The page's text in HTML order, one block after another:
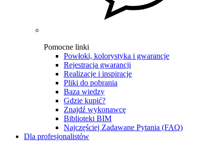
Pomocne linki
Powłoki, kolorystyka i gwarancje
Rejestracja gwarancji
Realizacje i inspiracje
Pliki do pobrania
Baza wiedzy
Gdzie kupić?
Znajdź wykonawcę
Biblioteki BIM
Najczęściej Zadawane Pytania (FAQ)
Dla profesjonalistów